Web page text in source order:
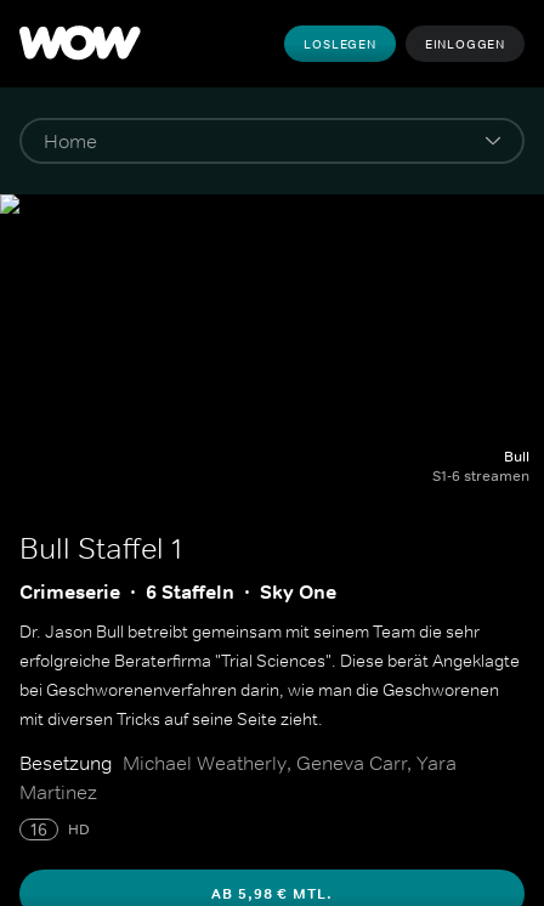
LOSLEGEN EINLOGGEN
Bull
S1-6 streamen
Bull Staffel 1
Crimeserie 6 Staffeln Sky One
Dr. Jason Bull betreibt gemeinsam mit seinem Team die sehr
erfolgreiche Beraterfirma "Trial Sciences". Diese berät Angeklagte
bei Geschworenenverfahren darin, wie man die Geschworenen
mit diversen Tricks auf seine Seite zieht.
Besetzung Michael Weatherly, Geneva Carr, Yara
Martinez
16 HD
AB 5,98 € MTL.